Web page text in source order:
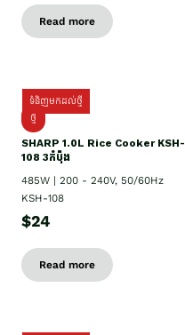
Read more
ទំនិញមកដល់ថ្មី
ថ្មី
SHARP 1.០L Rice Cooker KSH-
108 3កំប៉ុង
485W | 200 - 240V, 50/60Hz
KSH-108
$24
Read more